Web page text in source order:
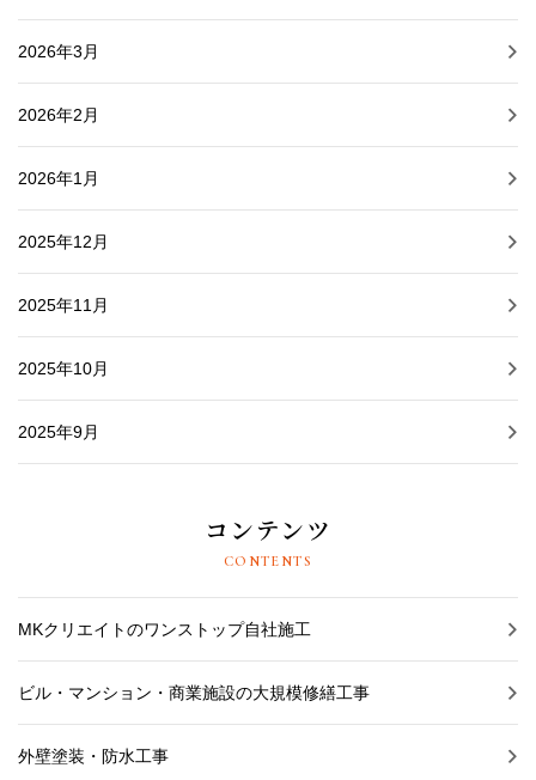
2026年3月
2026年2月
2026年1月
2025年12月
2025年11月
2025年10月
2025年9月
コンテンツ
CONTENTS
MKクリエイトのワンストップ自社施工
ビル・マンション・商業施設の大規模修繕工事
外壁塗装・防水工事